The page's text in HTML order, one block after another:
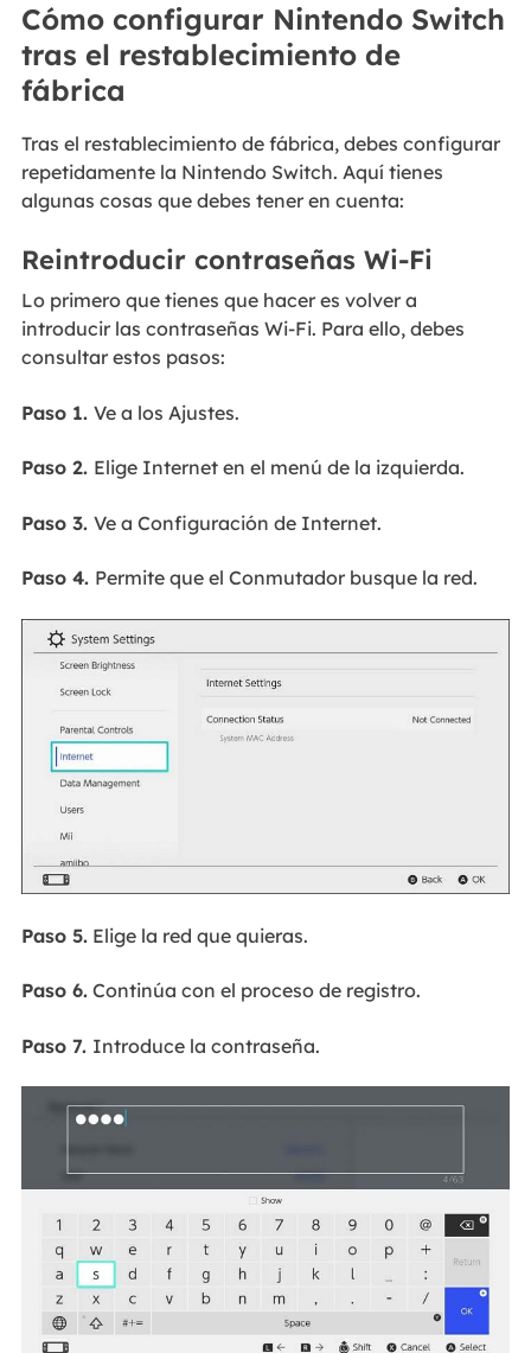
Cómo configurar Nintendo Switch
tras el restablecimiento de
fábrica
Tras el restablecimiento de fábrica, debes configurar
repetidamente la Nintendo Switch. Aquí tienes
algunas cosas que debes tener en cuenta:
Reintroducir contraseñas Wi-Fi
Lo primero que tienes que hacer es volver a
introducir las contraseñas Wi-Fi. Para ello, debes
consultar estos pasos:
Paso 1. Ve a los Ajustes.
Paso 2. Elige Internet en el menú de la izquierda.
Paso 3. Ve a Configuración de Internet.
Paso 4. Permite que el Conmutador busque la red.
Paso 5.Elige la red que quieras.
Paso 6.Continúa con el proceso de registro.
Paso 7. Introduce la contraseña.